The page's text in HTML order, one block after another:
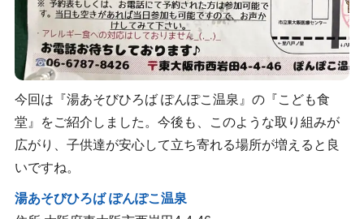
今回は『湯あそびひろば ぽんぽこ温泉』の『こども食
堂』をご紹介しました。今後も、このような取り組みが
広がり、子供達が安心して立ち寄れる場所が増えると良
いですね。
湯あそびひろば ぽんぽこ温泉